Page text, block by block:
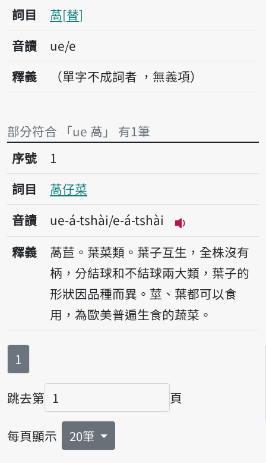
詞目
萵 替
音讀
ue/e
釋義
（單字不成詞者 ，無義項）
部分符合 「ue 萵」 有1筆
序號1萵仔菜
序號
1
詞目
萵仔菜
音讀
ue-á-tshài/e-á-tshài
播放音讀ue-á-
釋義
萵苣。葉菜類。葉子互生，全株沒有
柄，分結球和不結球兩大類，葉子的
形狀因品種而異。莖、葉都可以食
用，為歐美普遍生食的蔬菜。
第
1
跳去第
頁碼
頁
每頁顯示 20筆